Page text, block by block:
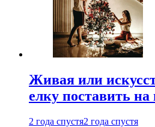
Живая или
елку поставить
2 года спустя2 года спустя